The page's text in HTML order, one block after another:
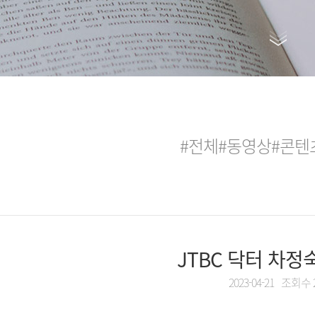
#전체#동영상#콘텐
JTBC 닥터 차정
2023-04-21 조회수